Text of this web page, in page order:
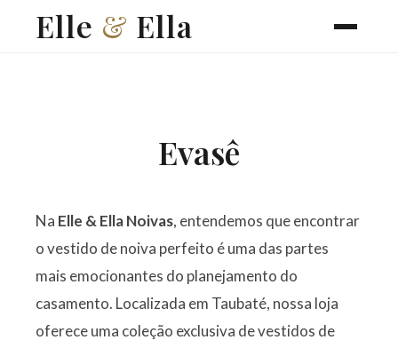
Elle & Ella
Evasê
Na Elle & Ella Noivas, entendemos que encontrar
o vestido de noiva perfeito é uma das partes
mais emocionantes do planejamento do
casamento. Localizada em Taubaté, nossa loja
oferece uma coleção exclusiva de vestidos de